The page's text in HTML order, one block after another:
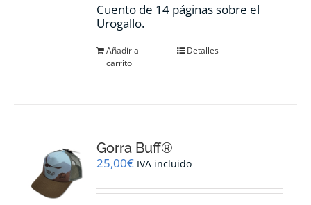
Cuento de 14 páginas sobre el
Urogallo.
Añadir al
carrito
Detalles
Gorra Buff®
25,00€ IVA incluido